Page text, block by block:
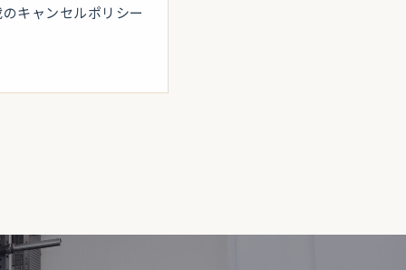
キャンセルポリシー